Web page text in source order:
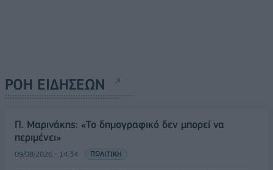
ΡΟΗ ΕΙΔΗΣΕΩΝ
Π. Μαρινάκης: «Το δημογραφικό δεν μπορεί να
περιμένει»
09/08/2026 - 14:34 ΠΟΛΙΤΙΚΗ